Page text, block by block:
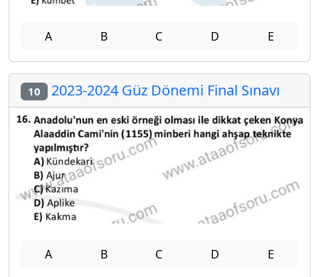
A B C D E
10 2023-2024 Güz Dönemi Final Sınavı
A B C D E